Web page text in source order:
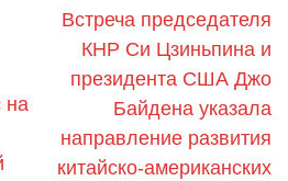
на
Встреча председателя
КНР Си Цзиньпина и
президента США Джо
Байдена указала
направление развития
китайско-американских